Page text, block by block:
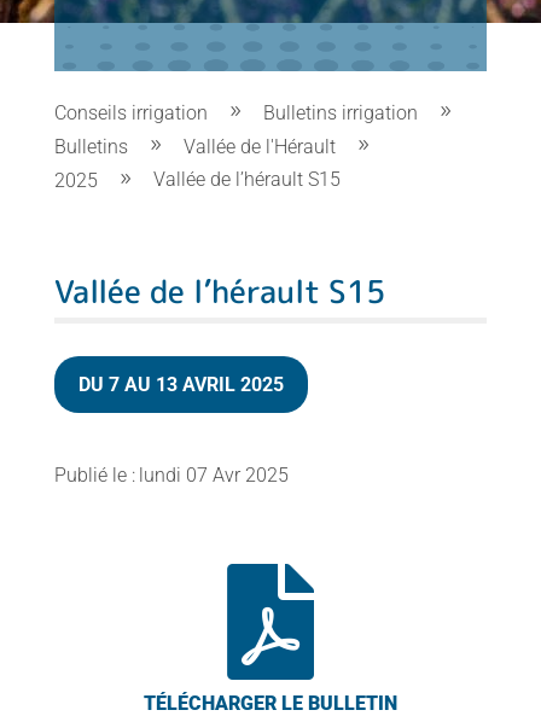
Conseils irrigation
Bulletins irrigation
Bulletins
Vallée de l'Hérault
2025
Vallée de l’hérault S15
Vallée de l’hérault S15
DU 7 AU 13 AVRIL 2025
lundi 07 Avr 2025
